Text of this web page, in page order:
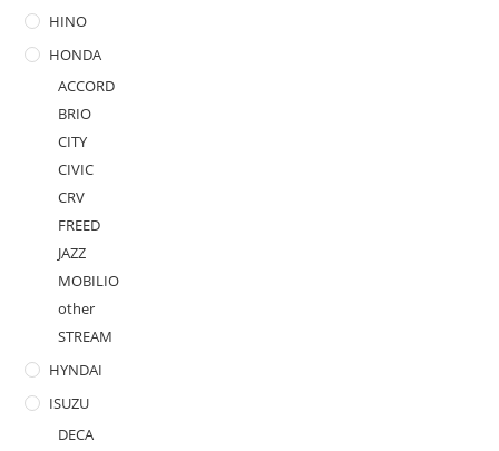
HINO
HONDA
ACCORD
BRIO
CITY
CIVIC
CRV
FREED
JAZZ
MOBILIO
other
STREAM
HYNDAI
ISUZU
DECA